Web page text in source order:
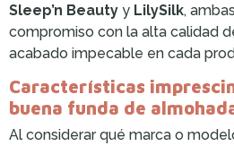
Sleep’n Beauty y LilySilk,
compromiso con la alta calidad
acabado impecable en cada
Características
buena funda de
Al considerar qué marca o